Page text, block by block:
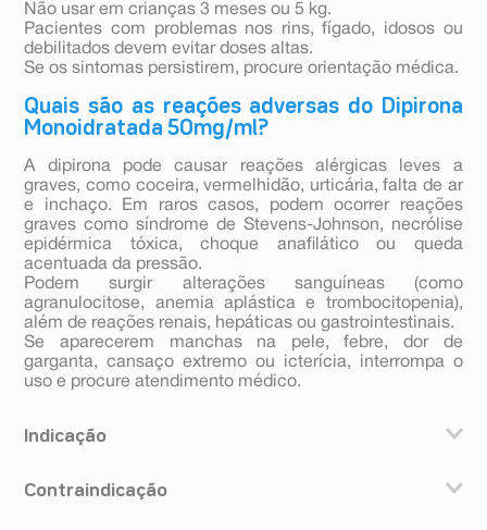
Não usar em crianças 3 meses ou 5 kg.
Pacientes com problemas nos rins, fígado, idosos ou
debilitados devem evitar doses altas.
Se os sintomas persistirem, procure orientação médica.
Quais são as reações adversas do Dipirona
Monoidratada 50mg/ml?
A dipirona pode causar reações alérgicas leves a
graves, como coceira, vermelhidão, urticária, falta de ar
e inchaço. Em raros casos, podem ocorrer reações
graves como síndrome de Stevens-Johnson, necrólise
epidérmica tóxica, choque anafilático ou queda
acentuada da pressão.
Podem surgir alterações sanguíneas (como
agranulocitose, anemia aplástica e trombocitopenia),
além de reações renais, hepáticas ou gastrointestinais.
Se aparecerem manchas na pele, febre, dor de
garganta, cansaço extremo ou icterícia, interrompa o
uso e procure atendimento médico.
Indicação
dor) e antitérmico (para febre).
Contraindicação